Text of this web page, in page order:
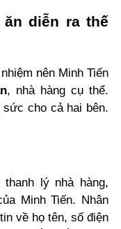
diễn ra thế
nên Minh Tiến
, nhà hàng cụ thể.
cho cả hai bên.
lý nhà hàng,
Minh Tiến. Nhân
về họ tên, số điện